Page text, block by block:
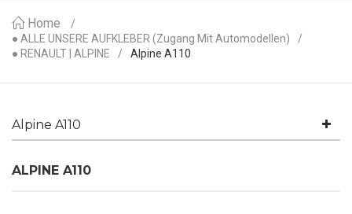
Home
● ALLE UNSERE AUFKLEBER (Zugang Mit Automodellen)
● RENAULT | ALPINE
Alpine A110
Alpine A110
ALPINE A110